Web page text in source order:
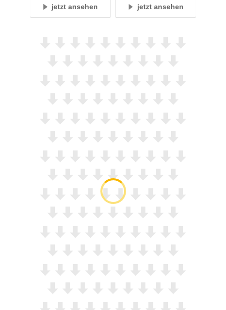
jetzt ansehen jetzt ansehen